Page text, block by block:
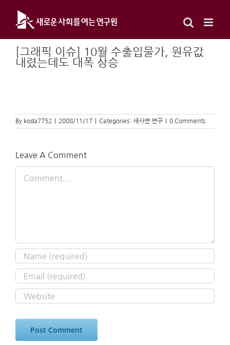
content
[그래픽 이슈] 10월 수출입물가, 원유값
내렸는데도 대폭 상승
By koda7752 2008/11/17 Categories: 새사연 연구 0 Comments
Leave A Comment